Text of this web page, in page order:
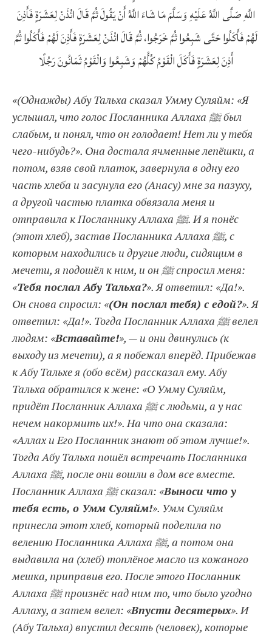
اللَّهِ صَلَّى اللَّهُ عَلَيْهِ وَسَلَّمَ مَا شَاءَ اللَّهُ أَنْ يَقُولَ ثُمَّ قَالَ ائْذَنْ لِعَشَرَةٍ فَأَذِنَ
لَهُمْ فَأَكَلُوا حَتَّى شَبِعُوا ثُمَّ خَرَجُوا، ثُمَّ قَالَ ائْذَنْ لِعَشَرَةٍ فَأَذِنَ لَهُمْ فَأَكَلُوا ثُمَّ
أَذِنَ لِعَشَرَةٍ فَأَكَلَ الْقَوْمُ كُلُّهُمْ وَشَبِعُوا وَالْقَوْمُ ثَمَانُونَ رَجُلًا
«(Однажды) Абу Тальха сказал Умму Суляйм: «Я
услышал, что голос Посланника Аллаха ﷺ был
слабым, и понял, что он голодает! Нет ли у тебя
чего-нибудь?». Она достала ячменные лепёшки, а
потом, взяв свой платок, завернула в одну его
часть хлеба и засунула его (Анасу) мне за пазуху,
а другой частью платка обвязала меня и
отправила к Посланнику Аллаха ﷺ. И я понёс
(этот хлеб), застав Посланника Аллаха ﷺ, с
которым находились и другие люди, сидящим в
мечети, я подошёл к ним, и он ﷺ спросил меня:
«Тебя послал Абу Тальха?». Я ответил: «Да!».
Он снова спросил: «(Он послал тебя) с едой?». Я
ответил: «Да!». Тогда Посланник Аллаха ﷺ велел
людям: «Вставайте!», — и они двинулись (к
выходу из мечети), а я побежал вперёд. Прибежав
к Абу Тальхе я (обо всём) рассказал ему. Абу
Тальха обратился к жене: «О Умму Суляйм,
придёт Посланник Аллаха ﷺ с людьми, а у нас
нечем накормить их!». На что она сказала:
«Аллах и Его Посланник знают об этом лучше!».
Тогда Абу Тальха пошёл встречать Посланника
Аллаха ﷺ, после они вошли в дом все вместе.
Посланник Аллаха ﷺ сказал: «Выноси что у
тебя есть, о Умм Суляйм!». Умм Суляйм
принесла этот хлеб, который поделила по
велению Посланника Аллаха ﷺ, а потом она
выдавила на (хлеб) топлёное масло из кожаного
мешка, приправив его. После этого Посланник
Аллаха ﷺ произнёс над ним то, что было угодно
Аллаху, а затем велел: «Впусти десятерых». И
(Абу Тальха) впустил десять (человек), которые